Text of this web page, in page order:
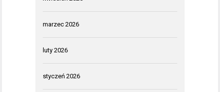
marzec 2026
luty 2026
styczeń 2026